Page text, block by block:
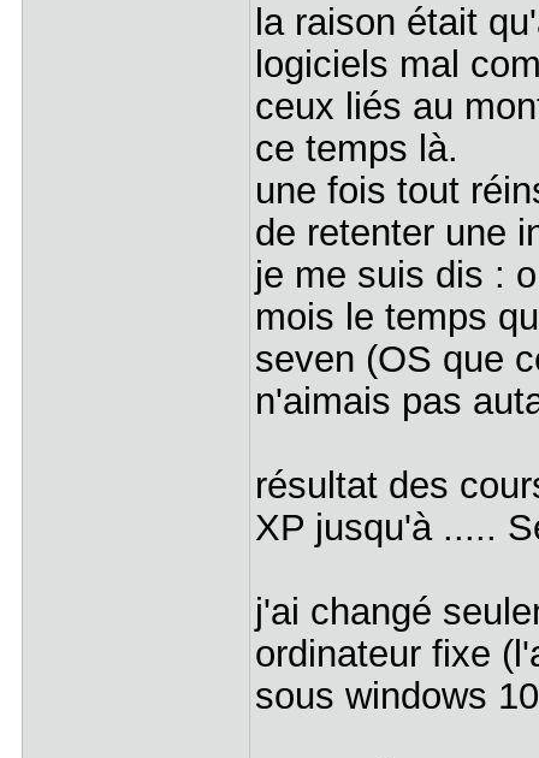
la raison était
logiciels mal
ceux liés au
ce temps là.
une fois tout
de retenter une
je me suis dis :
mois le temps
seven (OS que
n'aimais pas
résultat des
XP jusqu'à .....
j'ai changé
ordinateur fixe
sous windows